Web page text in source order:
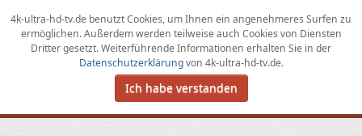
4k-ultra-hd-tv.de benutzt Cookies, umIhnen ein angenehmeres Surfen zu
ermöglichen.Außerdem werden teilweise auch Cookies von Diensten
Dritter gesetzt. Weiterführende Informationen erhalten Sie in der
Datenschutzerklärungvon 4k-ultra-hd-tv.de.
Ich habe verstanden